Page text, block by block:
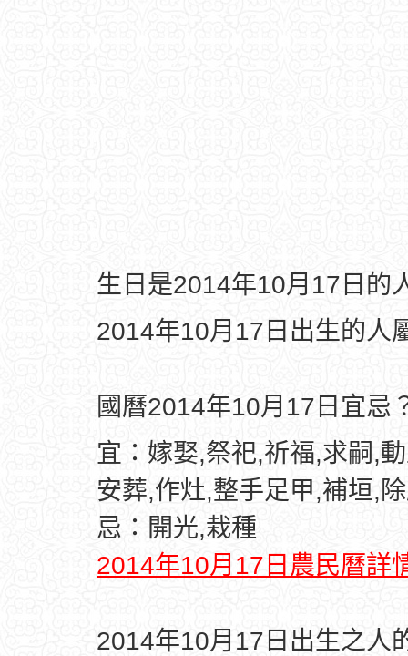
生日是2014年10月17日的
2014年10月17日出生的人
國曆2014年10月17日宜忌
宜：嫁娶,祭祀,祈福,求嗣,
安葬,作灶,整手足甲,補垣,
忌：開光,栽種
2014年10月17日農民曆詳
2014年10月17日出生之人